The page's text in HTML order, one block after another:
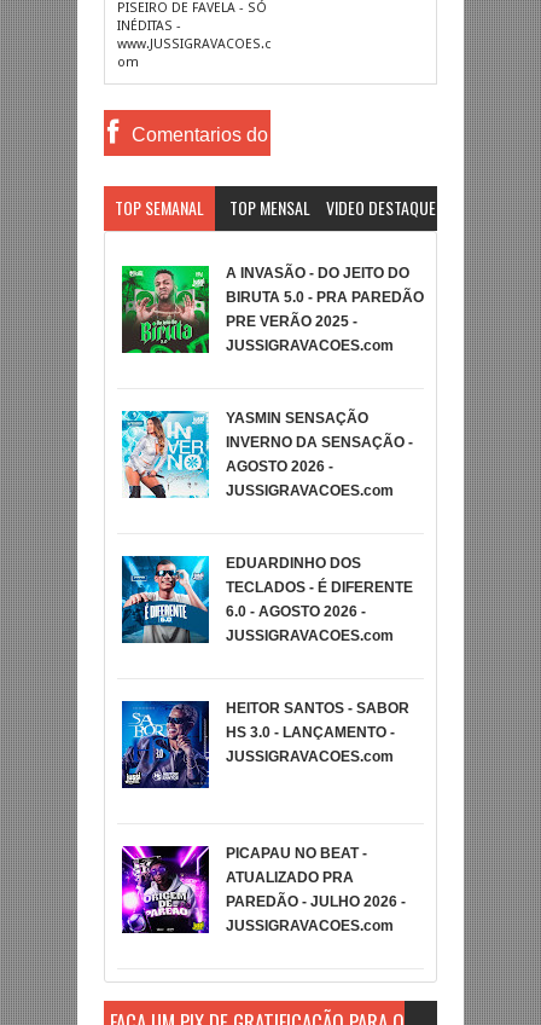
PISEIRO DE FAVELA - SÓ
INÉDITAS -
www.JUSSIGRAVACOES.c
om
Comentarios do
TOP SEMANAL TOP MENSAL VIDEO DESTAQUE
A INVASÃO - DO JEITO DO
BIRUTA 5.0 - PRA PAREDÃO
PRE VERÃO 2025 -
JUSSIGRAVACOES.com
YASMIN SENSAÇÃO
INVERNO DA SENSAÇÃO -
AGOSTO 2026 -
JUSSIGRAVACOES.com
EDUARDINHO DOS
TECLADOS - É DIFERENTE
6.0 - AGOSTO 2026 -
JUSSIGRAVACOES.com
HEITOR SANTOS - SABOR
HS 3.0 - LANÇAMENTO -
JUSSIGRAVACOES.com
PICAPAU NO BEAT -
ATUALIZADO PRA
PAREDÃO - JULHO 2026 -
JUSSIGRAVACOES.com